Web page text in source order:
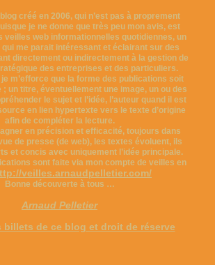
créé en 2006, qui n’est pas à proprement
je ne donne que très peu mon avis, est
veilles web informationnelles quotidiennes, un
me parait intéressant et éclairant sur des
directement ou indirectement à la gestion de
des entreprises et des particuliers.
je m’efforce que la forme des publications soit
un titre, éventuellement une image, un ou des
le sujet et l’idée, l’auteur quand il est
en lien hypertexte vers le texte d’origine
afin de compléter la lecture.
en précision et efficacité, toujours dans
de presse (de web), les textes évoluent, ils
et concis avec uniquement l’idée principale.
sont faite via mon compte de veilles en
veilles.arnaudpelletier.com/
Bonne découverte à tous …
Arnaud Pelletier
billets de ce blog et droit de réserve